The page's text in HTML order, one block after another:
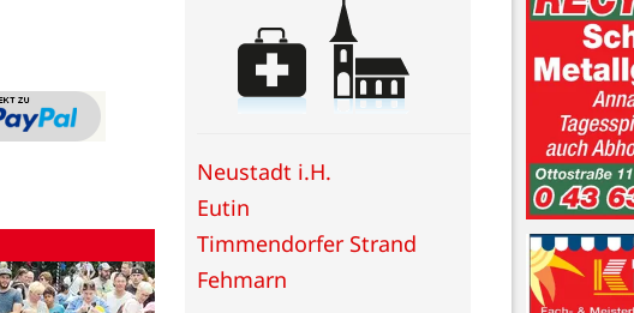
Neustadt i.H.
Eutin
Timmendorfer Strand
Fehmarn